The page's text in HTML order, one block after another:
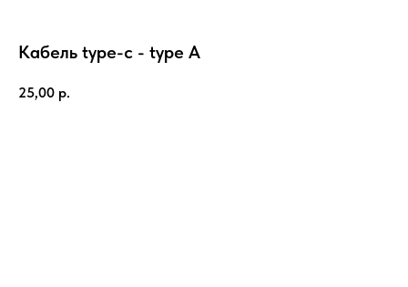
Кабель type-c - type A
25,00 р.